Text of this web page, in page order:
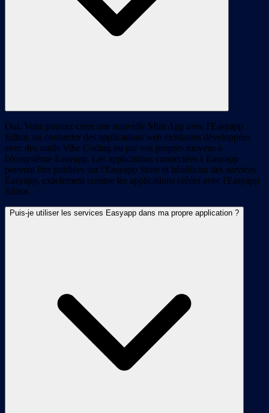
Oui. Vous pouvez créer une nouvelle Mini App avec l'Easyapp
Editor, ou connecter des applications web existantes développées
avec des outils Vibe Coding ou par vos propres moyens à
l'écosystème Easyapp. Les applications connectées à Easyapp
peuvent être publiées sur l'Easyapp Store et bénéficier des services
Easyapp, exactement comme les applications créées avec l'Easyapp
Editor.
Puis-je utiliser les services Easyapp dans ma propre application ?